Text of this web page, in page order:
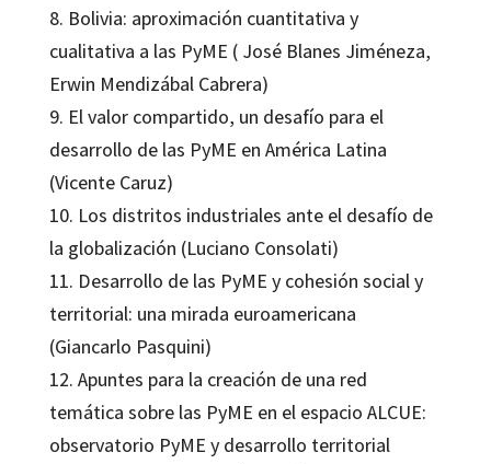
8. Bolivia: aproximación cuantitativa y
cualitativa a las PyME ( José Blanes Jiméneza,
Erwin Mendizábal Cabrera)
9. El valor compartido, un desafío para el
desarrollo de las PyME en América Latina
(Vicente Caruz)
10. Los distritos industriales ante el desafío de
la globalización (Luciano Consolati)
11. Desarrollo de las PyME y cohesión social y
territorial: una mirada euroamericana
(Giancarlo Pasquini)
12. Apuntes para la creación de una red
temática sobre las PyME en el espacio ALCUE:
observatorio PyME y desarrollo territorial